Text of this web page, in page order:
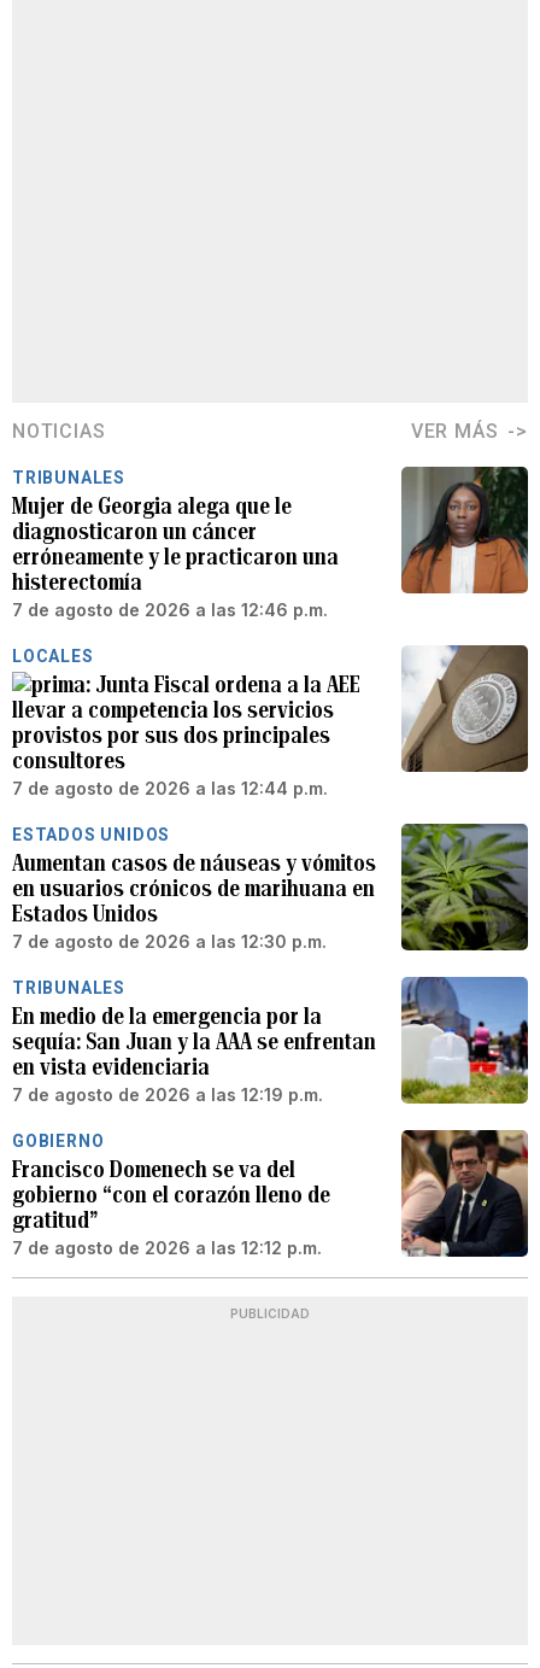
NOTICIAS VER MÁS
TRIBUNALES
Mujer de Georgia alega que le
diagnosticaron un cáncer
erróneamente y le practicaron una
histerectomía
7 de agosto de 2026 a las 12:46 p.m.
LOCALES
Junta Fiscal ordena a la AEE
llevar a competencia los servicios
provistos por sus dos principales
consultores
7 de agosto de 2026 a las 12:44 p.m.
ESTADOS UNIDOS
Aumentan casos de náuseas y vómitos
en usuarios crónicos de marihuana en
Estados Unidos
7 de agosto de 2026 a las 12:30 p.m.
TRIBUNALES
En medio de la emergencia por la
sequía: San Juan y la AAA se enfrentan
en vista evidenciaria
7 de agosto de 2026 a las 12:19 p.m.
GOBIERNO
Francisco Domenech se va del
gobierno “con el corazón lleno de
gratitud”
7 de agosto de 2026 a las 12:12 p.m.
PUBLICIDAD